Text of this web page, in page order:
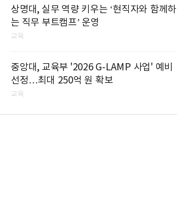
상명대, 실무 역량 키우는 ‘현직자와 함께하
는 직무 부트캠프’ 운영
교육
중앙대, 교육부 '2026 G-LAMP 사업' 예비
선정…최대 250억 원 확보
교육